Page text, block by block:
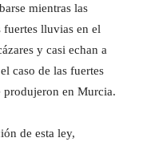
mientras las
fuertes lluvias en el
y casi echan a
caso de las fuertes
produjeron en Murcia.
de esta ley,